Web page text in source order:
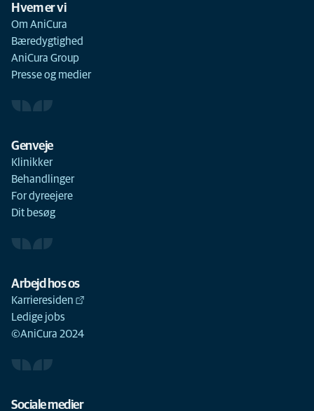
Hvem er vi
Om AniCura
Bæredygtighed
AniCura Group
Presse og medier
Genveje
Klinikker
Behandlinger
For dyreejere
Dit besøg
Arbejd hos os
Karrieresiden
Ledige jobs
©AniCura 2024
Sociale medier